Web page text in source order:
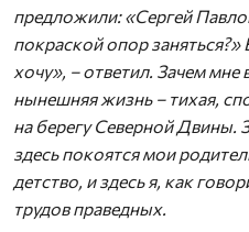
предложили: «Сергей
покраской опор
хочу», – ответил. Зачем мне
нынешняя жизнь – тихая,
на берегу Северной Двины.
здесь покоятся мои
детство, и здесь я, как
трудов праведных.